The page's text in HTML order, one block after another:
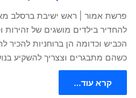
פרשת אמור | ראש ישיבת ברסלב
להחדיר בילדים מושגים של
הכביש וכדומה הן ברוחניות להכיר
כשהם מתבגרים וצצריך להשקיע
קרא עוד...